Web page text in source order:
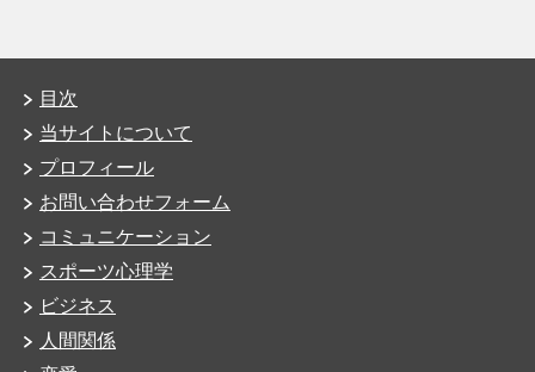
目次
当サイトについて
プロフィール
お問い合わせフォーム
コミュニケーション
スポーツ心理学
ビジネス
人間関係